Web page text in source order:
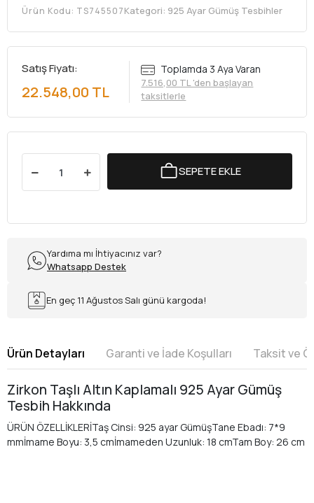
Ürün Kodu: TS745507Kategori: 925 Ayar Gümüş Tesbihler
Satış Fiyatı:
22.548,00 TL
Toplamda 3 Aya Varan
7.516,00 TL 'den başlayan
taksitlerle
SEPETE EKLE
Yardıma mı İhtiyacınız var?
Whatsapp Destek
En geç 11 Ağustos Salı günü kargoda!
Ürün Detayları Garanti ve İade Koşulları Taksit ve
Zirkon Taşlı Altın Kaplamalı 925 Ayar Gümüş
Tesbih Hakkında
ÜRÜN ÖZELLİKLERİTaş Cinsi: 925 ayar GümüşTane Ebadı: 7*9
mmİmame Boyu: 3,5 cmİmameden Uzunluk: 18 cmTam Boy: 26 cm